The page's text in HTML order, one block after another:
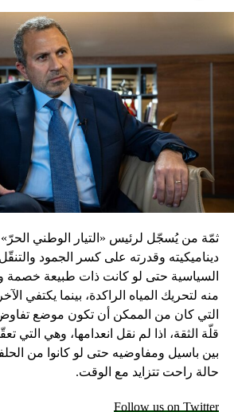
ثمّة من يُسجّل لرئيس «التيار الوطني
ديناميكيته وقدرته على كسر الجمود
السياسية حتى لو كانت ذات طبيعة خصمة
منه لتحريك المياه الراكدة، بينما يكتفي
التي كان من الممكن أن تكون موضع
قلّة الثقة، اذا لم نقل انعدامها، وهي التي
بين باسيل ومفاوضيه حتى لو كانوا من
حالة راحت تتزايد مع الوقت.
Follow us on Twitter